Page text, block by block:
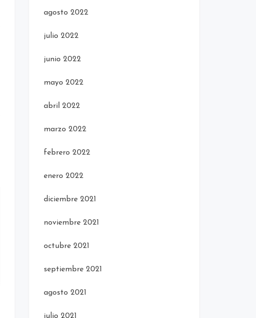
agosto 2022
julio 2022
junio 2022
mayo 2022
abril 2022
marzo 2022
febrero 2022
enero 2022
diciembre 2021
noviembre 2021
octubre 2021
septiembre 2021
agosto 2021
julio 2021